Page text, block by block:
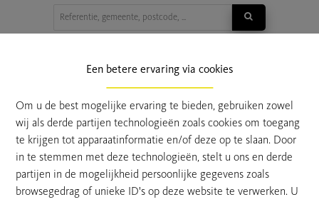
Een betere ervaring via cookies
Om u de best mogelijke ervaring te bieden, gebruiken zowel
wij als derde partijen technologieën zoals cookies om toegang
te krijgen tot apparaatinformatie en/of deze op te slaan. Door
in te stemmen met deze technologieën, stelt u ons en derde
partijen in de mogelijkheid persoonlijke gegevens zoals
browsegedrag of unieke ID's op deze website te verwerken. U